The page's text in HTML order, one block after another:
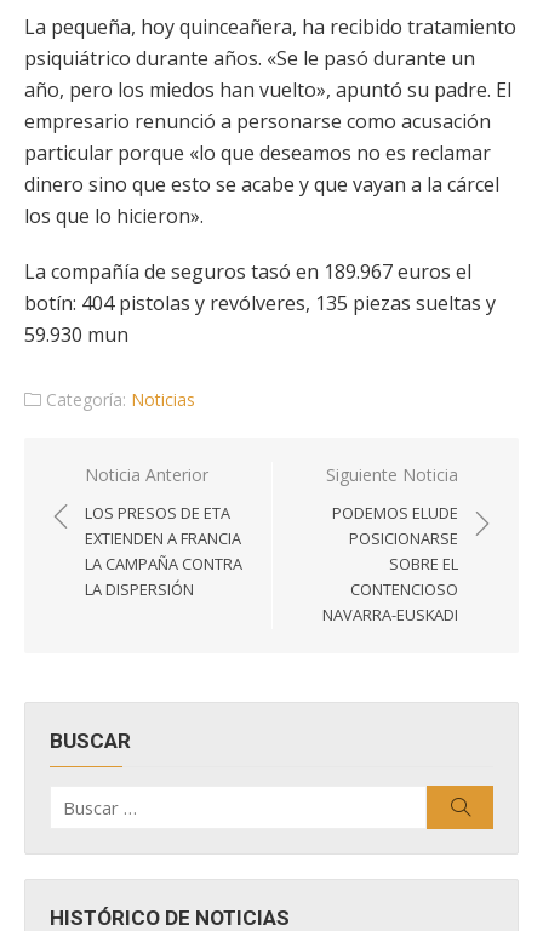
La pequeña, hoy quinceañera, ha recibido tratamiento
psiquiátrico durante años. «Se le pasó durante un
año, pero los miedos han vuelto», apuntó su padre. El
empresario renunció a personarse como acusación
particular porque «lo que deseamos no es reclamar
dinero sino que esto se acabe y que vayan a la cárcel
los que lo hicieron».
La compañía de seguros tasó en 189.967 euros el
botín: 404 pistolas y revólveres, 135 piezas sueltas y
59.930 mun
Categoría: Noticias
Navegación
de
entradas
Noticia Anterior
LOS PRESOS DE ETA
EXTIENDEN A FRANCIA
LA CAMPAÑA CONTRA
LA DISPERSIÓN
Siguiente Noticia
PODEMOS ELUDE
POSICIONARSE
SOBRE EL
CONTENCIOSO
NAVARRA-EUSKADI
BUSCAR
por:
HISTÓRICO DE NOTICIAS